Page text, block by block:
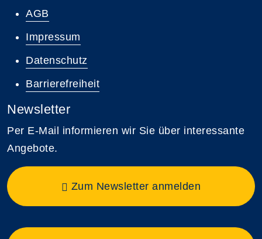
AGB
Impressum
Datenschutz
Barrierefreiheit
Newsletter
Per E-Mail informieren wir Sie über interessante
Angebote.
Zum Newsletter anmelden